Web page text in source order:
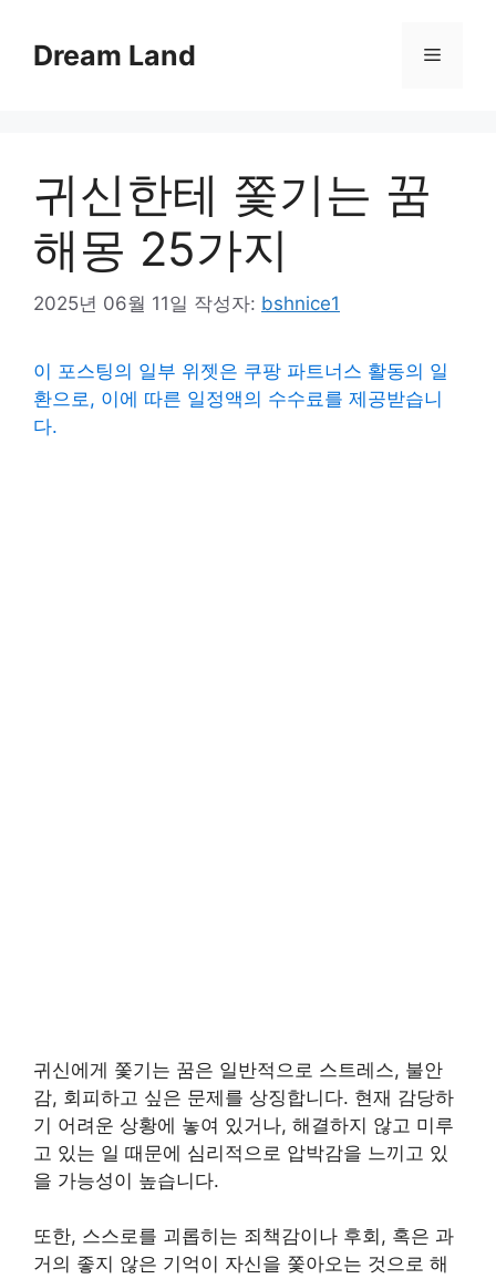
Dream Land 메
귀신한테 쫓기는 꿈
해몽 25가지
2025년 06월 11일 작성자: bshnice1
이 포스팅의 일부 위젯은 쿠팡 파트너스 활동의 일
환으로, 이에 따른 일정액의 수수료를 제공받습니
다.
귀신에게 쫓기는 꿈은 일반적으로 스트레스, 불안
감, 회피하고 싶은 문제를 상징합니다. 현재 감당하
기 어려운 상황에 놓여 있거나, 해결하지 않고 미루
고 있는 일 때문에 심리적으로 압박감을 느끼고 있
을 가능성이 높습니다.
또한, 스스로를 괴롭히는 죄책감이나 후회, 혹은 과
거의 좋지 않은 기억이 자신을 쫓아오는 것으로 해